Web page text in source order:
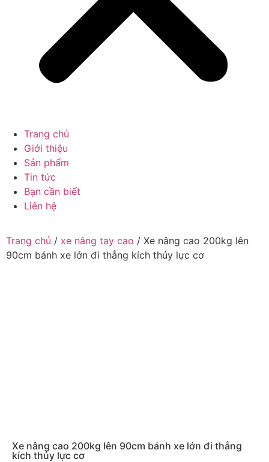
Trang chủ
Giới thiệu
Sản phẩm
Tin tức
Bạn cần biết
Liên hệ
Trang chủ / xe nâng tay cao / Xe nâng cao 200kg lên
90cm bánh xe lớn đi thẳng kích thủy lực cơ
Xe nâng cao 200kg lên 90cm bánh xe lớn đi thẳng
kích thủy lực cơ